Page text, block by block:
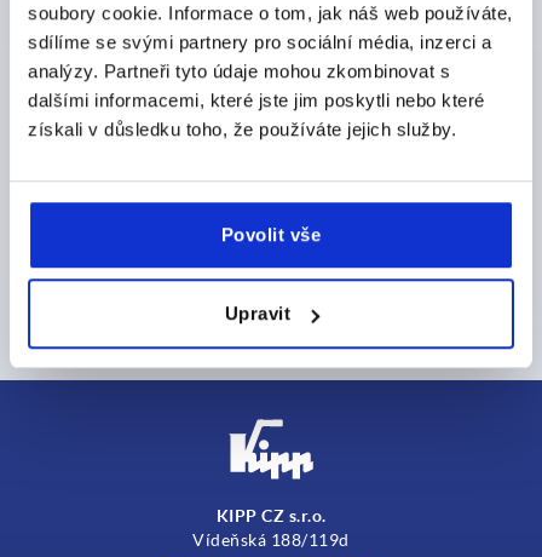
soubory cookie. Informace o tom, jak náš web používáte,
sdílíme se svými partnery pro sociální média, inzerci a
analýzy. Partneři tyto údaje mohou zkombinovat s
dalšími informacemi, které jste jim poskytli nebo které
získali v důsledku toho, že používáte jejich služby.
Povolit vše
Upravit
Register for the KIPP newsletter now
Would you like to be the first to know about exclusive
offers and news? Then subscribe to our newsletter and
never miss any of our exciting promotions!
KIPP CZ s.r.o.
Vídeňská 188/119d